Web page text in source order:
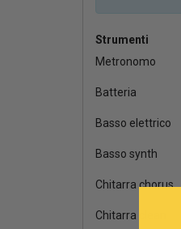
Strumenti
Metronomo
Batteria
Basso elettrico
Basso synth
Chitarra chorus
Chitarra clean